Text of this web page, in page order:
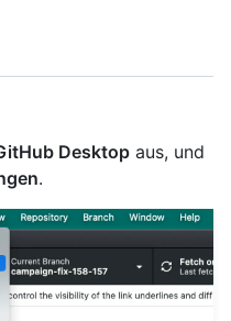
Desktop aus, und
.